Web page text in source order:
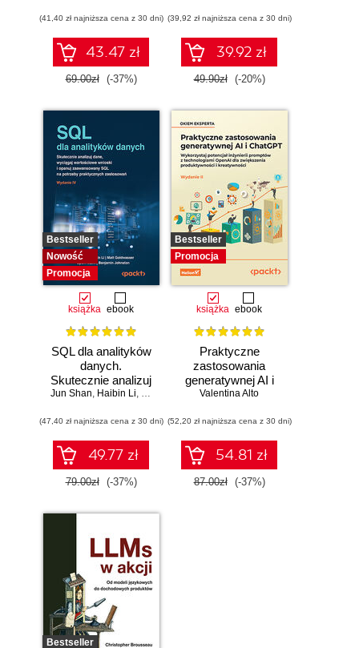
współczesnej
sztucznej
inteligencji
(41,40 zł najniższa cena z 30 dni)
43.47 zł
69.00zł (-37%)
(39,92 zł najniższa cena z 30 dni)
39.92 zł
49.90zł (-20%)
Bestseller
Nowość
Promocja
książka ebook
SQL dla analityków
danych.
Skutecznie analizuj
dane, wyciągaj
wnioski i opanuj
zaawansowany
SQL na potrzeby
praktycznych
zastosowań.
Jun Shan, Haibin Li, Matt Goldwasser ,Upom Malik
(47,40 zł najniższa cena z 30 dni)
49.77 zł
79.00zł (-37%)
Bestseller
Promocja
książka ebook
Praktyczne
zastosowania
generatywnej AI i
ChatGPT.
potencjał inżynierii
promptów z
technologiami
OpenAI dla
zwiększenia
Valentina Alto
(52,20 zł najniższa cena z 30 dni)
54.81 zł
87.00zł (-37%)
Bestseller